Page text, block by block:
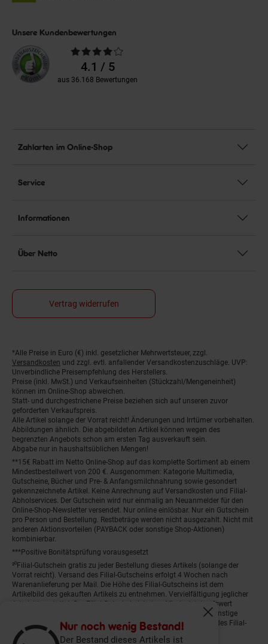
Nur noch wenig Bestand!
Der Bestand dieses Artikels ist
Fenster
Unsere Kundenbewertungen
Durchschnittliche
Bewertungen4.1 / 5
aus 36.168 Bewertungen
Zahlarten im Online-Shop
Service
Informationen
Über Netto
Vertrag widerrufen
Fußnoten
*Alle Preise in Euro (€) inkl. gesetzlicher Mehrwertsteuer, zzgl.
Versandkosten und zzgl. evtl. anfallender Versandkostenzuschläge. UVP:
Unverbindliche Preisempfehlung des Herstellers.
Preise (inkl. MwSt.) und Verkaufseinheiten (Stückzahl/Mengeneinheit)
können im Online-Shop abweichen.
Statt- und durchgestrichene Preise beziehen sich auf unseren zuvor
geforderten Verkaufspreis.
Alle Artikel solange der Vorrat reicht! Änderungen und Irrtümer vorbehalten.
Abbildungen ähnlich. Die abgebildeten Artikel können wegen des
begrenzten Angebots schon am ersten Tag ausverkauft sein.
Abgabe nur in haushaltsüblichen Mengen!
**15€ Rabatt im Netto Online-Shop auf das komplette Sortiment ab einem
Mindestbestellwert von 200 €. Ausgenommen: Kategorie Multimedia,
Gutscheine, Bücher und Pre- & Anfangsmilchnahrung sowie gesondert
gekennzeichnete Artikel. Keine Anrechnung auf Versandkosten und Filial-
Abholservices. Der Gutschein wird nur einmalig an Neuanmelder für den
Online-Shop-Newsletter versendet. Nur online einlösbar. Nur ein Gutschein
pro Person und Bestellung. Restbeträge werden nicht ausgezahlt. Nicht mit
anderen Aktionsvorteilen (PAYBACK oder sonstige Shop-Aktionen)
kombinierbar.
***Positive Bonitätsprüfung vorausgesetzt
²⁰Filial-Gutschein gratis zu jeder Bestellung dieses Artikels (solange der
Vorrat reicht). Versand des Filial-Gutscheins erfolgt 4 Wochen nach
Warenanlieferung per Mail. Die Höhe des Filial-Gutscheins ist dem
Artikelbild des gekauften Artikels zu entnehmen. Vervielfältigung jeglicher
Art nicht gestattet. Der Filial-Gutschein ist ohne Mindesteinkaufswert
einlösbar. Nicht mit anderen Aktionsvorteilen (PAYBACK oder sonstige
Shop-Aktionen) kombinierbar. Der jeweilige Gültigkeitszeitraum des Filial-
Gutscheins ist darauf vermerkt.